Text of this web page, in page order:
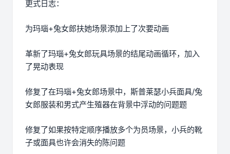
更式日志：
为玛瑙+兔女郎扶她场景添加上了次要动画
革新了玛瑙+兔女郎玩具场景的结尾动画循环，加入
了晃动表现
修复了在玛瑙+兔女郎场景中，斯普莱瑟小兵面具/兔
女郎服装和男式产生殖器在背景中浮动的问题题
修复了如果按特定顺序播放多个为员场景，小兵的靴
子或面具也许会消失的陈问题